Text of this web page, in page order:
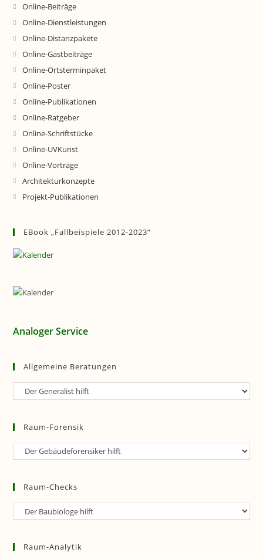
Online-Beiträge
Online-Dienstleistungen
Online-Distanzpakete
Online-Gastbeiträge
Online-Ortsterminpaket
Online-Poster
Online-Publikationen
Online-Ratgeber
Online-Schriftstücke
Online-UVKunst
Online-Vorträge
Architekturkonzepte
Projekt-Publikationen
EBook „Fallbeispiele 2012-2023“
Analoger Service
Allgemeine Beratungen
Allgemeine
Raum-Forensik
Raum-
Raum-Checks
Raum-
Raum-Analytik